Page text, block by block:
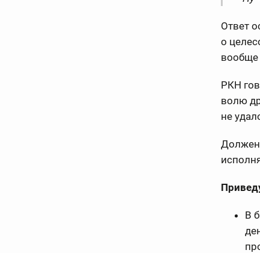
Ответ
о
вообще
РКН
волю
не
Должен
В